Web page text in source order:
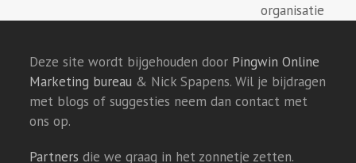
organisatie
Deze site wordt bijgehouden door Pingwin Online
Marketing bureau & Nick Spapens. Wil je bijdragen
met blogs of suggesties neem dan contact met
ons op.
Partners die we graag in het zonnetje zetten.